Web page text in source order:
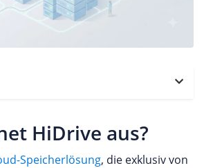
HiDrive aus?
Speicherlösung, die exklusiv von